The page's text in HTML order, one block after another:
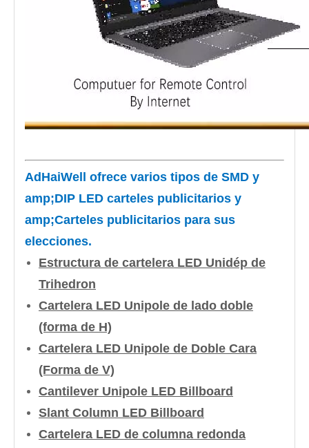
AdHaiWell ofrece varios tipos de SMD y
amp;DIP LED carteles publicitarios y
amp;Carteles publicitarios para sus
elecciones.
Estructura de cartelera LED Unidép de
Trihedron
Cartelera LED Unipole de lado doble
(forma de H)
Cartelera LED Unipole de Doble Cara
(Forma de V)
Cantilever Unipole LED Billboard
Slant Column LED Billboard
Cartelera LED de columna redonda